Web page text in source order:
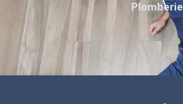
Plomberie